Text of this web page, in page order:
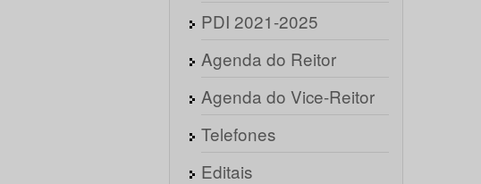
PDI 2021-2025
Agenda do Reitor
Agenda do Vice-Reitor
Telefones
Editais